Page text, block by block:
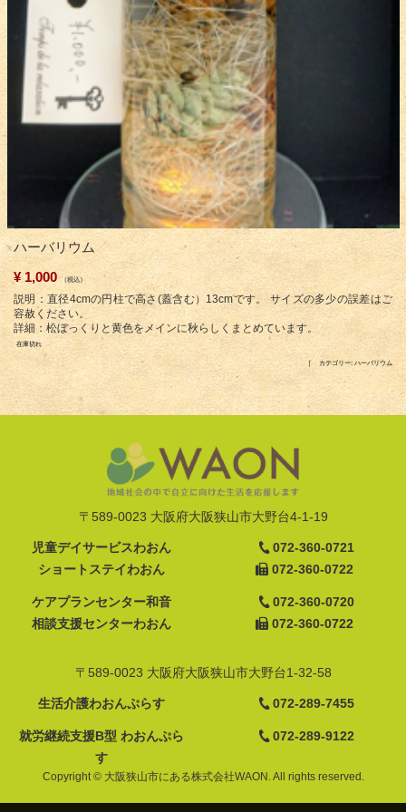
ハーバリウム
¥1,000 （税込）
説明：直径4cmの円柱で高さ(蓋含む）13cmです。 サイズの多少の誤差はご
容赦ください。
詳細：松ぼっくりと黄色をメインに秋らしくまとめています。
在庫切れ
カテゴリー: ハーバリウム
〒589-0023 大阪府大阪狭山市大野台4-1-19
児童デイサービスわおん
ショートステイわおん
ケアプランセンター和音
相談支援センターわおん
072-360-0721
072-360-0722
072-360-0720
072-360-0722
〒589-0023 大阪府大阪狭山市大野台1-32-58
生活介護わおんぷらす
就労継続支援B型 わおんぷら
す
072-289-7455
072-289-9122
Copyright © 大阪狭山市にある株式会社WAON. All rights reserved.